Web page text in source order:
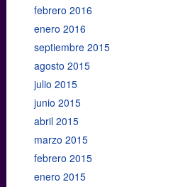
febrero 2016
enero 2016
septiembre 2015
agosto 2015
julio 2015
junio 2015
abril 2015
marzo 2015
febrero 2015
enero 2015